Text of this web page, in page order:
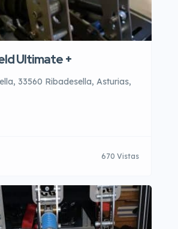
Ultimate +
33560 Ribadesella, Asturias,
670 Vistas